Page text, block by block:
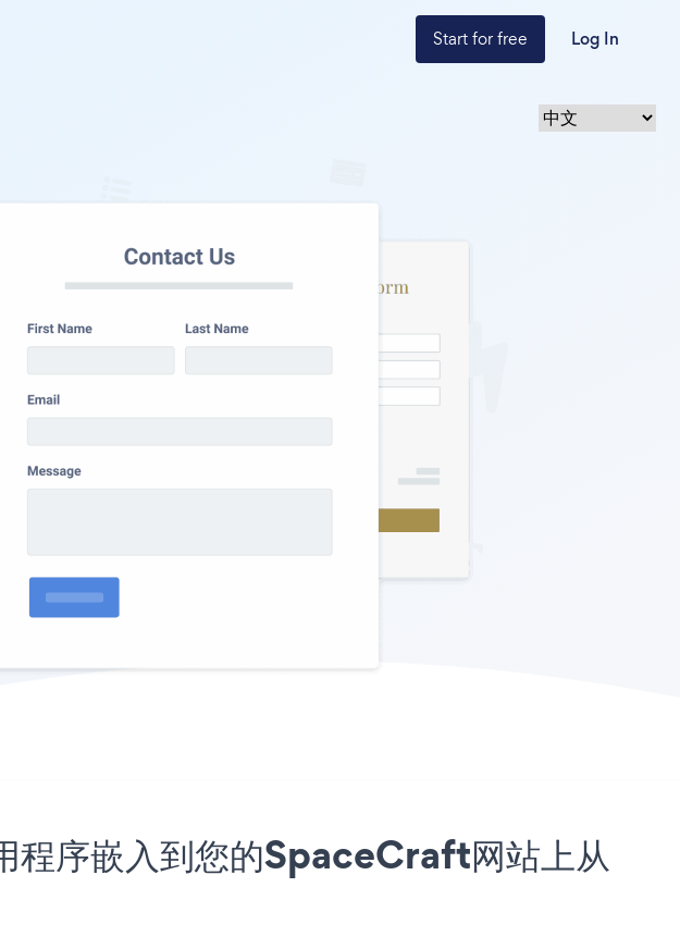
Start for free Log In
序嵌入到您的SpaceCraft网站上从